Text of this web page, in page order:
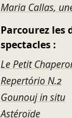
Maria Callas,
Parcourez les
spectacles :
Le Petit
Repertório N.2
Gounouj in situ
Astéroïde